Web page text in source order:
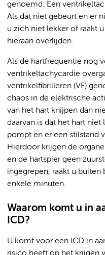
genoemd. Een
Als dat niet gebeurt en er
u zich niet lekker of raakt
hieraan overlijden.
Als de hartfrequentie nog
ventrikeltachycardie
ventrikelfibrilleren (VF)
chaos in de elektrische
van het hart knijpen dan
daarvan is dat het hart
pompt en er een stilstand
Hierdoor krijgen de
en de hartspier geen
ingegrepen, raakt u
enkele minuten.
Waarom komt u in
ICD?
U komt voor een ICD in